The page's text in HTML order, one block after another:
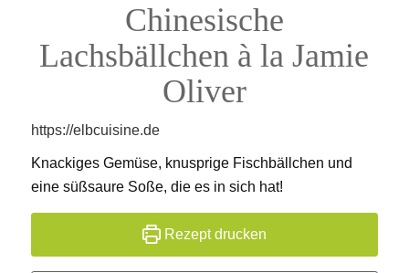
Chinesische
Lachsbällchen à la Jamie
Oliver
https://elbcuisine.de
Knackiges Gemüse, knusprige Fischbällchen und
eine süßsaure Soße, die es in sich hat!
Rezept drucken